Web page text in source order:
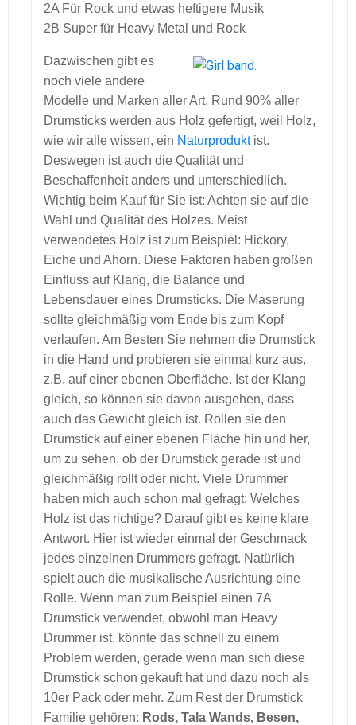
2A Für Rock und etwas heftigere Musik
2B Super für Heavy Metal und Rock
Dazwischen gibt es
noch viele andere
Modelle und Marken aller Art. Rund 90% aller
Drumsticks werden aus Holz gefertigt, weil Holz,
wie wir alle wissen, ein Naturproduktist.
Deswegen ist auch die Qualität und
Beschaffenheit anders und unterschiedlich.
Wichtig beim Kauf für Sie ist: Achten sie auf die
Wahl und Qualität des Holzes. Meist
verwendetes Holz ist zum Beispiel: Hickory,
Eiche und Ahorn. Diese Faktoren haben großen
Einfluss auf Klang, die Balance und
Lebensdauer eines Drumsticks. Die Maserung
sollte gleichmäßig vom Ende bis zum Kopf
verlaufen. Am Besten Sie nehmen die Drumstick
in die Hand und probieren sie einmal kurz aus,
z.B. auf einer ebenen Oberfläche. Ist der Klang
gleich, so können sie davon ausgehen, dass
auch das Gewicht gleich ist. Rollen sie den
Drumstick auf einer ebenen Fläche hin und her,
um zu sehen, ob der Drumstick gerade ist und
gleichmäßig rollt oder nicht. Viele Drummer
haben mich auch schon mal gefragt: Welches
Holz ist das richtige? Darauf gibt es keine klare
Antwort. Hier ist wieder einmal der Geschmack
jedes einzelnen Drummers gefragt. Natürlich
spielt auch die musikalische Ausrichtung eine
Rolle. Wenn man zum Beispiel einen 7A
Drumstick verwendet, obwohl man Heavy
Drummer ist, könnte das schnell zu einem
Problem werden, gerade wenn man sich diese
Drumstick schon gekauft hat und dazu noch als
10er Pack oder mehr. Zum Rest der Drumstick
Familie gehören: Rods, Tala Wands, Besen,